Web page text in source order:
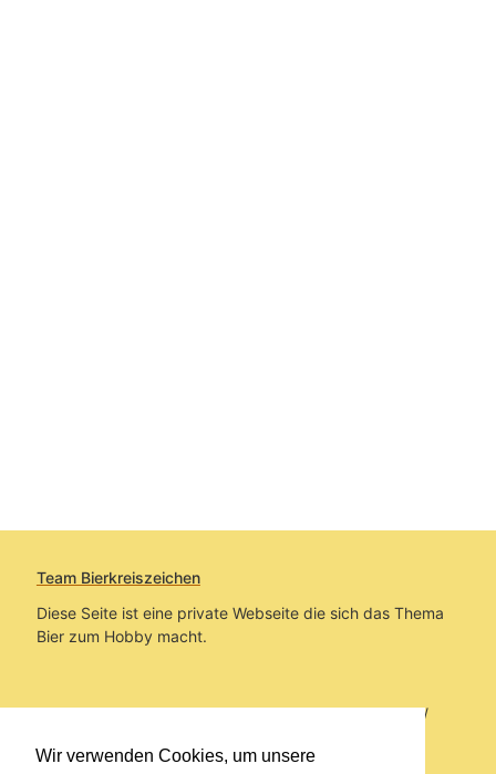
Wir verwenden Cookies, um unsere
Team Bierkreiszeichen
Diese Seite ist eine private Webseite die sich das Thema
Bier zum Hobby macht.
Sie befinden sich auf https://www.bierkreiszeichen.at/
im Pfad:Übers Bier/Brauereien/Fundstücke und